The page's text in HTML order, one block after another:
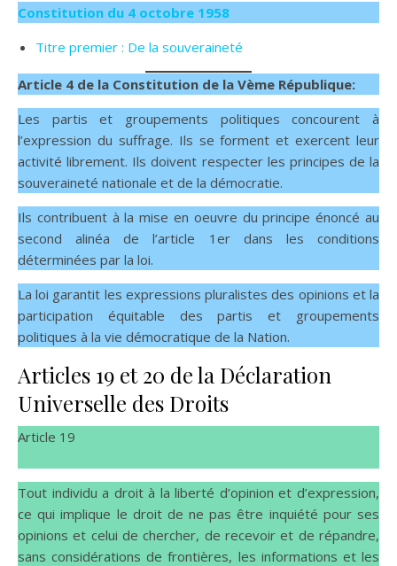
Constitution du 4 octobre 1958
Titre premier : De la souveraineté
Article 4 de la Constitution de la Vème République:
Les partis et groupements politiques concourent à
l’expression du suffrage. Ils se forment et exercent leur
activité librement. Ils doivent respecter les principes de la
souveraineté nationale et de la démocratie.
Ils contribuent à la mise en oeuvre du principe énoncé au
second alinéa de l’article 1er dans les conditions
déterminées par la loi.
La loi garantit les expressions pluralistes des opinions et la
participation équitable des partis et groupements
politiques à la vie démocratique de la Nation.
Articles 19 et 20 de la Déclaration
Universelle des Droits
Article 19
Tout individu a droit à la liberté d’opinion et d’expression,
ce qui implique le droit de ne pas être inquiété pour ses
opinions et celui de chercher, de recevoir et de répandre,
sans considérations de frontières, les informations et les